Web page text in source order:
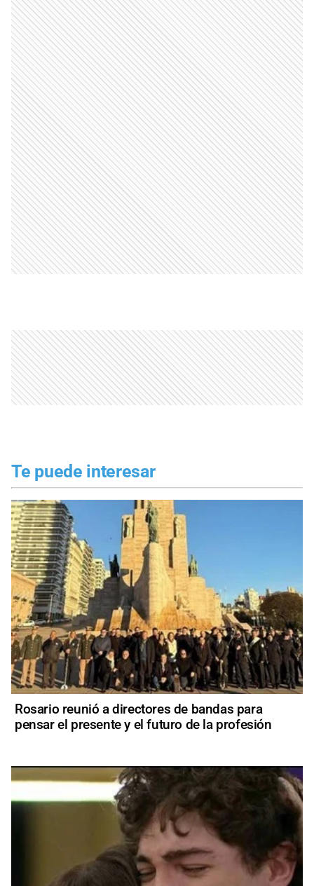
Te puede interesar
Rosario reunió a directores de bandas para
pensar el presente y el futuro de la profesión